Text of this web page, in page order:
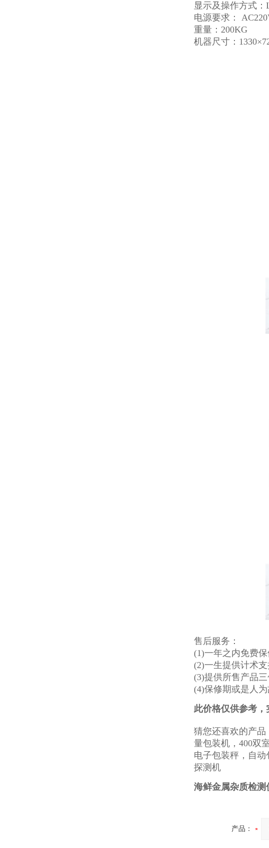
显示及操作方式
电源要求：
重量：200KG
机器尺寸：
售后服务：
(1)一年之内免费保
(2)一生提供计术
(3)提供所售产品
(4)保修期或是人
此价格仅供参考
猜您还喜欢的产
量包装机，400双
电子包装秤，自
探测机
海鲜金属杂质检测
产品：